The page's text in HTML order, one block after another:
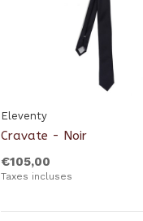
Eleventy
Cravate - Noir
€105,00
Taxes incluses